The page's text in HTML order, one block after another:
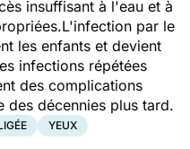
insuffisant à l'eau et à
par le
les enfants et devient
infections répétées
des complications
des décennies plus tard.
YEUX